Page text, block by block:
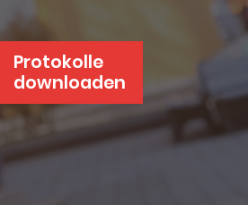
Protokolle
downloaden